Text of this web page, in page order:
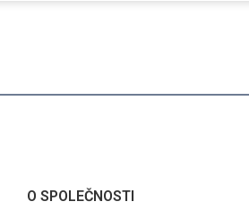
O SPOLEČNOSTI